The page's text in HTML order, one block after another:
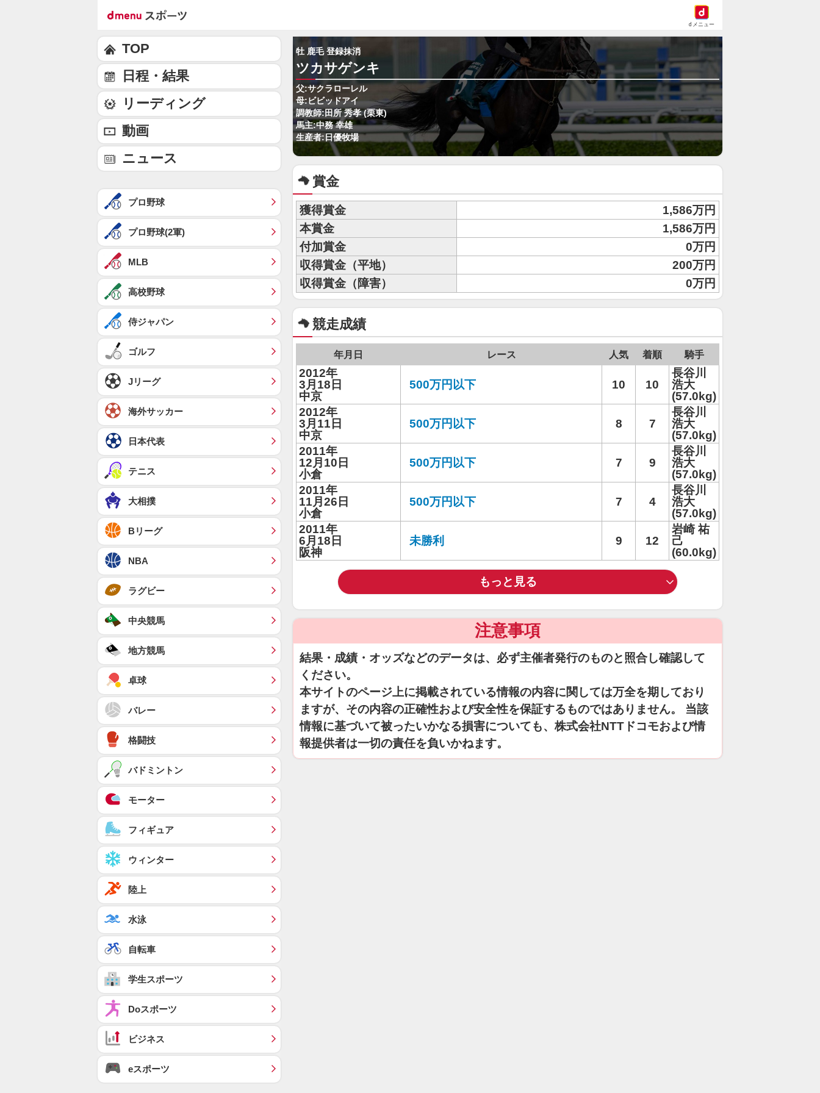
dメニュー
牡 鹿毛 登録抹消
ツカサゲンキ
父:サクラローレル
母:ビビッドアイ
調教師:田所 秀孝 (栗東)
馬主:中務 幸雄
生産者:日優牧場
賞金
獲得賞金
1,586万円
本賞金
1,586万円
付加賞金
0万円
収得賞金（平地）
200万円
収得賞金（障害）
0万円
競走成績
年月日 レース 人気 着順 騎手
2012年
3月18日
中京
500万円以下 10 10
長谷川
浩大
(57.0kg)
2012年
3月11日
中京
500万円以下 8 7
長谷川
浩大
(57.0kg)
2011年
12月10日
小倉
500万円以下 7 9
長谷川
浩大
(57.0kg)
2011年
11月26日
小倉
500万円以下 7 4
長谷川
浩大
(57.0kg)
2011年
6月18日
阪神
未勝利 9 12
岩崎 祐
己
(60.0kg)
もっと見る
注意事項
結果・成績・オッズなどのデータは、必ず主催者発行のものと照合し確認して
ください。
本サイトのページ上に掲載されている情報の内容に関しては万全を期しており
ますが、その内容の正確性および安全性を保証するものではありません。 当該
情報に基づいて被ったいかなる損害についても、株式会社NTTドコモおよび情
報提供者は一切の責任を負いかねます。
TOP
日程・結果
リーディング
動画
ニュース
プロ野球
プロ野球(2軍)
MLB
高校野球
侍ジャパン
ゴルフ
Jリーグ
海外サッカー
日本代表
テニス
大相撲
Bリーグ
NBA
ラグビー
中央競馬
地方競馬
卓球
バレー
格闘技
バドミントン
モーター
フィギュア
ウィンター
陸上
水泳
自転車
学生スポーツ
Doスポーツ
ビジネス
eスポーツ